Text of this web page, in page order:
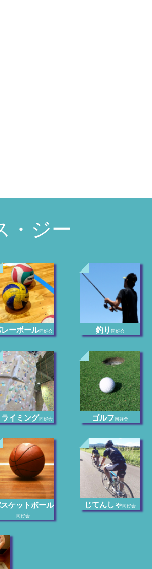
・ジー
ーボール同好会 釣り 同好会
ライミング同好会 ゴルフ同好会
ケットボール
同好会
じてんしゃ同好会